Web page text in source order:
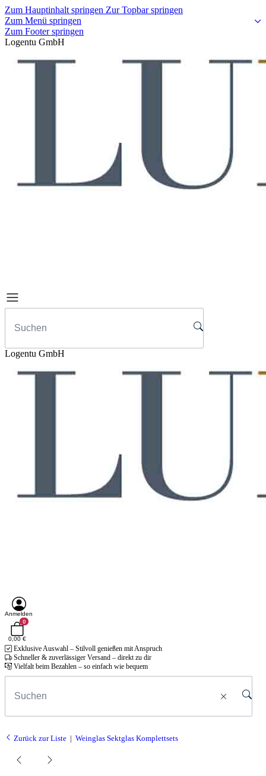
Zum Hauptinhalt springen Zur Topbar springen
Zum Menü springen
Zum Footer springen
Logentu GmbH
Logentu GmbH
Anmelden
0
0,00 €
Exklusive Auswahl – Stilvoll genießen mit Anspruch
Schneller & zuverlässiger Versand – direkt zu dir
Vielfalt beim Bezahlen – so einfach wie bequem
Zurück zur Liste Weinglas Sektglas Komplettsets